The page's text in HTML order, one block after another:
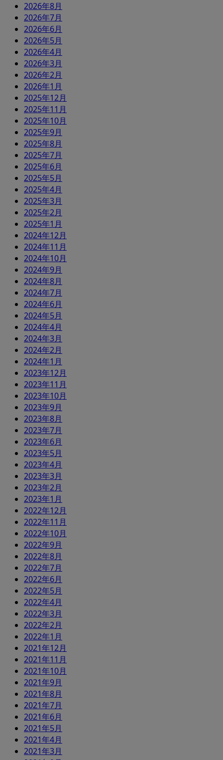
2026年8月
2026年7月
2026年6月
2026年5月
2026年4月
2026年3月
2026年2月
2026年1月
2025年12月
2025年11月
2025年10月
2025年9月
2025年8月
2025年7月
2025年6月
2025年5月
2025年4月
2025年3月
2025年2月
2025年1月
2024年12月
2024年11月
2024年10月
2024年9月
2024年8月
2024年7月
2024年6月
2024年5月
2024年4月
2024年3月
2024年2月
2024年1月
2023年12月
2023年11月
2023年10月
2023年9月
2023年8月
2023年7月
2023年6月
2023年5月
2023年4月
2023年3月
2023年2月
2023年1月
2022年12月
2022年11月
2022年10月
2022年9月
2022年8月
2022年7月
2022年6月
2022年5月
2022年4月
2022年3月
2022年2月
2022年1月
2021年12月
2021年11月
2021年10月
2021年9月
2021年8月
2021年7月
2021年6月
2021年5月
2021年4月
2021年3月